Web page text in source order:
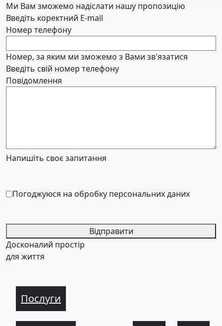
Ми Вам зможемо надіслати нашу пропозицію
Введіть коректний E-mail
Номер телефону
Номер, за яким ми зможемо з Вами зв'язатися
Введіть свій номер телефону
Повідомлення
Напишіть своє запитання
Погоджуюся на обробку персональних даних
Відправити
Досконалий простір
для життя
Послуги